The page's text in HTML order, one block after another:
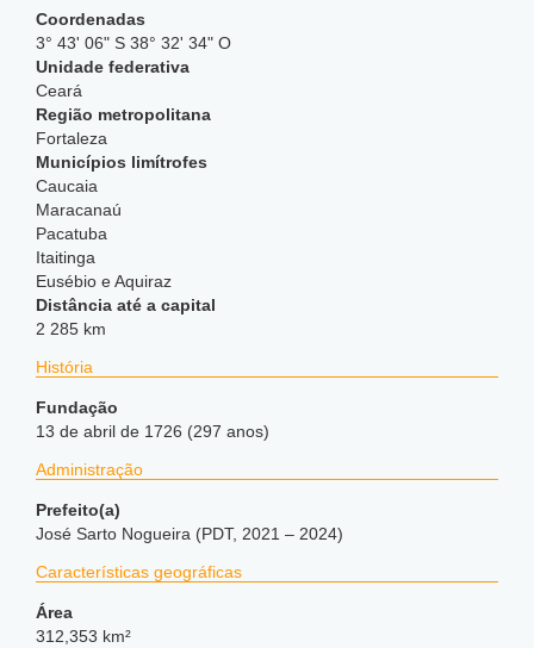
Coordenadas
3° 43' 06" S 38° 32' 34" O
Unidade federativa
Ceará
Região metropolitana
Fortaleza
Municípios limítrofes
Caucaia
Maracanaú
Pacatuba
Itaitinga
Eusébio e Aquiraz
Distância até a capital
2 285 km
História
Fundação
13 de abril de 1726 (297 anos)
Administração
Prefeito(a)
José Sarto Nogueira (PDT, 2021 – 2024)
Características geográficas
Área
312,353 km²